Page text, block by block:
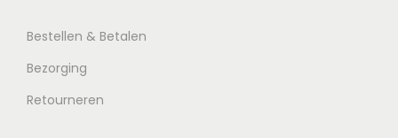
Bestellen & Betalen
Bezorging
Retourneren